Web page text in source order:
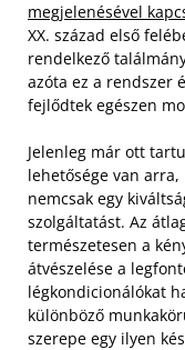
megjelenésével
XX. század első
rendelkező
azóta ez a rendszer
fejlődtek egészen
Jelenleg már ott
lehetősége van
nemcsak egy
szolgáltatást. Az
természetesen a
átvészelése a
légkondicionálókat
különböző
szerepe egy ilyen